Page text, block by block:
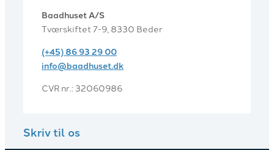
Baadhuset A/S
Tværskiftet 7-9, 8330 Beder
(+45) 86 93 29 00
info@baadhuset.dk​
CVR nr.: 32060986
Skriv til os